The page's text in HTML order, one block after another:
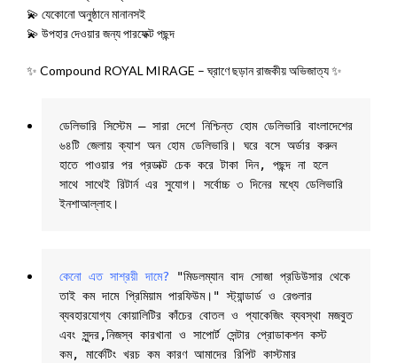
💫 যেকোনো অনুষ্ঠানে মানানসই
💫 উপহার দেওয়ার জন্য পারফেক্ট পছন্দ
✨ Compound ROYAL MIRAGE – ঘ্রাণে ছড়ান রাজকীয় অভিজাত্য ✨
ডেলিভারি সিস্টেম – সারা দেশে নিশ্চিন্ত হোম ডেলিভারি বাংলাদেশের
৬৪টি জেলায় ক্যাশ অন হোম ডেলিভারি। ঘরে বসে অর্ডার করুন
হাতে পাওয়ার পর প্রডাক্ট চেক করে টাকা দিন, পছন্দ না হলে
সাথে সাথেই রিটার্ন এর সুযোগ। সর্বোচ্চ ৩ দিনের মধ্যে ডেলিভারি
ইনশাআল্লাহ।
কেনো এত সাশ্রয়ী দামে? "মিডলম্যান বাদ সোজা প্রডিউসার থেকে
তাই কম দামে প্রিমিয়াম পারফিউম।" স্ট্যান্ডার্ড ও রেগুলার
ব্যবহারযোগ্য কোয়ালিটির কাঁচের বোতল ও প্যাকেজিং ব্যবস্থা মজবুত
এবং সুন্দর,নিজস্ব কারখানা ও সাপোর্ট সেন্টার প্রোডাকশন কস্ট
কম, মার্কেটিং খরচ কম কারণ আমাদের রিপিট কাস্টমার